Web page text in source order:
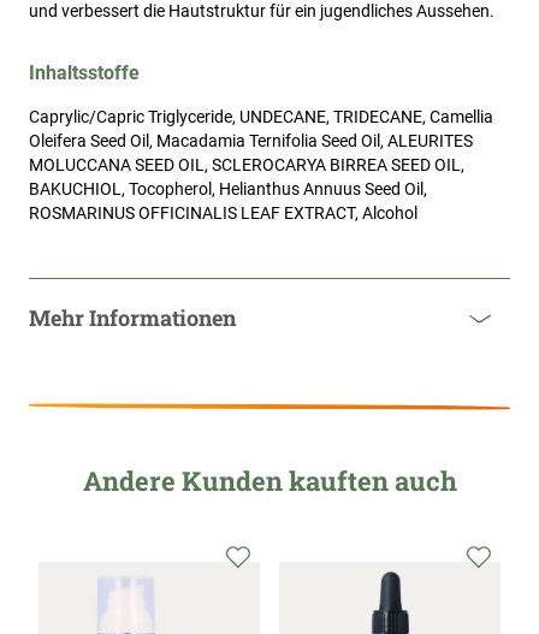
und verbessert die Hautstruktur für ein jugendliches Aussehen.
Inhaltsstoffe
Caprylic/Capric Triglyceride, UNDECANE, TRIDECANE, Camellia
Oleifera Seed Oil, Macadamia Ternifolia Seed Oil, ALEURITES
MOLUCCANA SEED OIL, SCLEROCARYA BIRREA SEED OIL,
BAKUCHIOL, Tocopherol, Helianthus Annuus Seed Oil,
ROSMARINUS OFFICINALIS LEAF EXTRACT, Alcohol
Mehr Informationen
Andere Kunden kauften auch